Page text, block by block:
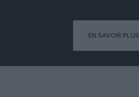
EN SAVOIR PLUS